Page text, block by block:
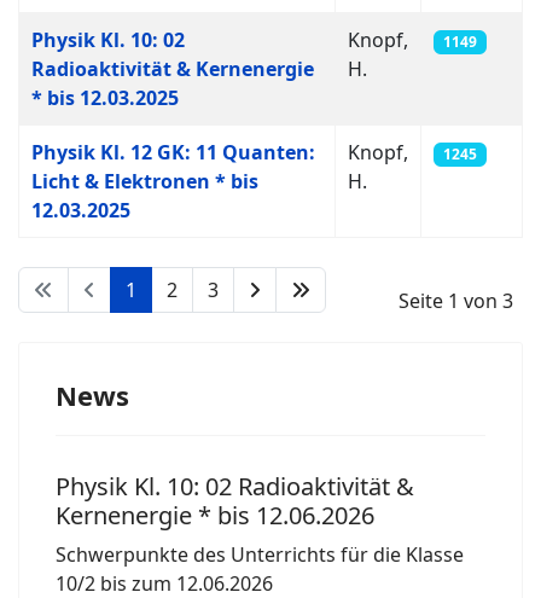
Physik Kl. 10: 02
Radioaktivität & Kernenergie
* bis 12.03.2025
Knopf,
H.
1149
Physik Kl. 12 GK: 11 Quanten:
Licht & Elektronen * bis
12.03.2025
Knopf,
H.
1245
Seite 1 von 3
1 2 3
News
Physik Kl. 10: 02 Radioaktivität &
Kernenergie * bis 12.06.2026
Schwerpunkte des Unterrichts für die Klasse
10/2 bis zum 12.06.2026